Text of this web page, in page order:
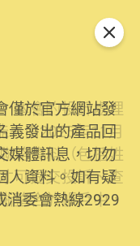
僅於官方網站發
義發出的產品回
媒體訊息，切勿
人資料。如有疑
消委會熱線2929
本會的投訴處理
。由2025年11月
絡資料（包括姓
可提交投訴、查
整合於帳戶中，
關閉